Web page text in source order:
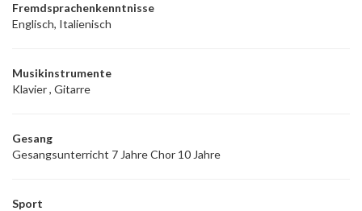
Fremdsprachenkenntnisse
Englisch, Italienisch
Musikinstrumente
Klavier , Gitarre
Gesang
Gesangsunterricht 7 Jahre Chor 10 Jahre
Sport